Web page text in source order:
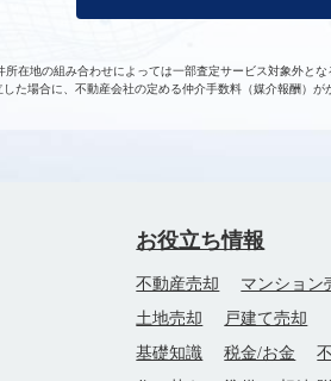
在地の組み合わせによっては一部査定サービス対象外とな
た場合に、不動産会社の定める仲介手数料（媒介報酬）が
お役立ち情報
不動産売却
マンション
土地売却
戸建て売却
基礎知識
税金/お金